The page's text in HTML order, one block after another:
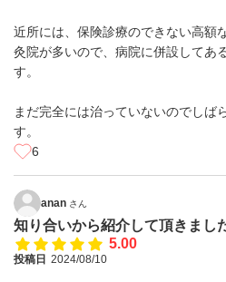
近所には、保険診療のできない高額
灸院が多いので、病院に併設してあ
す。
まだ完全には治っていないのでしば
す。
6
anan さん
知り合いから紹介して頂きまし
5.00
投稿日 2024/08/10